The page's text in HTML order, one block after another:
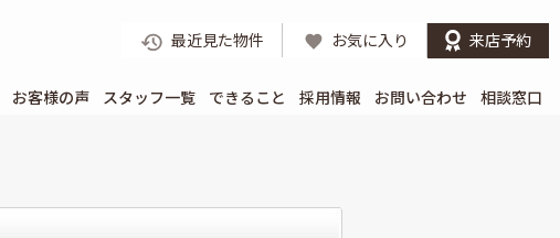
最近見た物件 お気に入り 来店予約
お客様の声 スタッフ一覧 できること 採用情報 お問い合わせ 相談窓口